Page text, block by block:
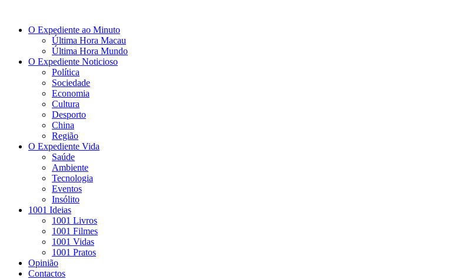
O Expediente ao Minuto
Última Hora Macau
Última Hora Mundo
O Expediente Noticioso
Política
Sociedade
Economia
Cultura
Desporto
China
Região
O Expediente Vida
Saúde
Ambiente
Tecnologia
Eventos
Insólito
1001 Ideias
1001 Livros
1001 Filmes
1001 Vidas
1001 Pratos
Opinião
Contactos